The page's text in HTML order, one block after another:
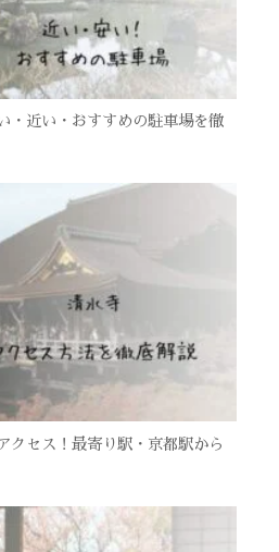
・近い・おすすめの駐車場を徹
クセス！最寄り駅・京都駅から